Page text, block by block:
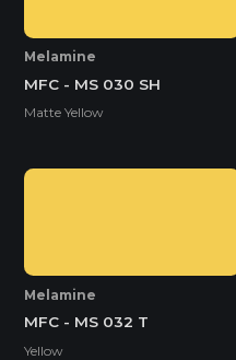
Melamine
MFC - MS 030 SH
Matte Yellow
Melamine
MFC - MS 032 T
Yellow